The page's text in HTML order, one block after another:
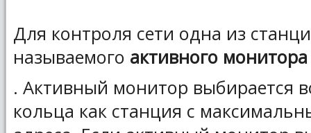
Для контроля сети одна из
называемого активного монитора
. Активный монитор выбирается
кольца как станция с